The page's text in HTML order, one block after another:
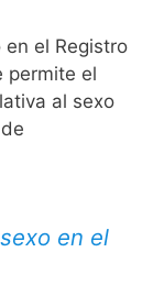
el Registro
permite el
al sexo
en el